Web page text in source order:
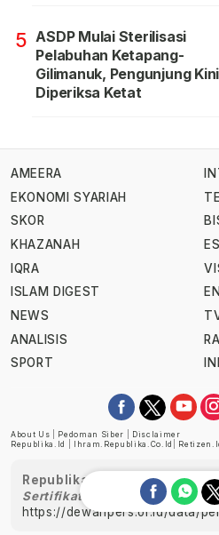
5 ASDP Mulai Sterilisasi
Pelabuhan Ketapang-
Gilimanuk, Pengunjung Kini
Diperiksa Ketat
AMEERA
EKONOMI SYARIAH
SKOR
KHAZANAH
IQRA
ISLAM DIGEST
NEWS
ANALISIS
SPORT
About Us Pedoman Siber
Disclaimer
Republika.id
Ihram.republika.co.id
Republika telah diverifikasi
Sertifikat Nomor 1058/DP-
https://dewanpers.or.id/data/